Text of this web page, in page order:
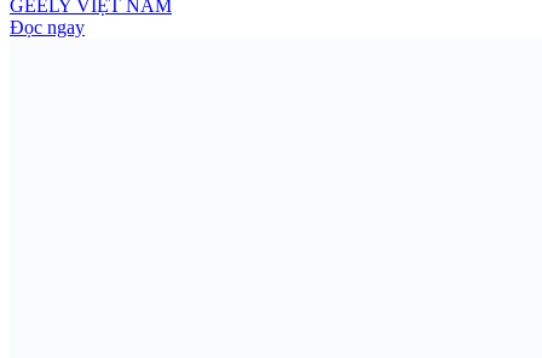
GEELY VIỆT NAM
Đọc ngay